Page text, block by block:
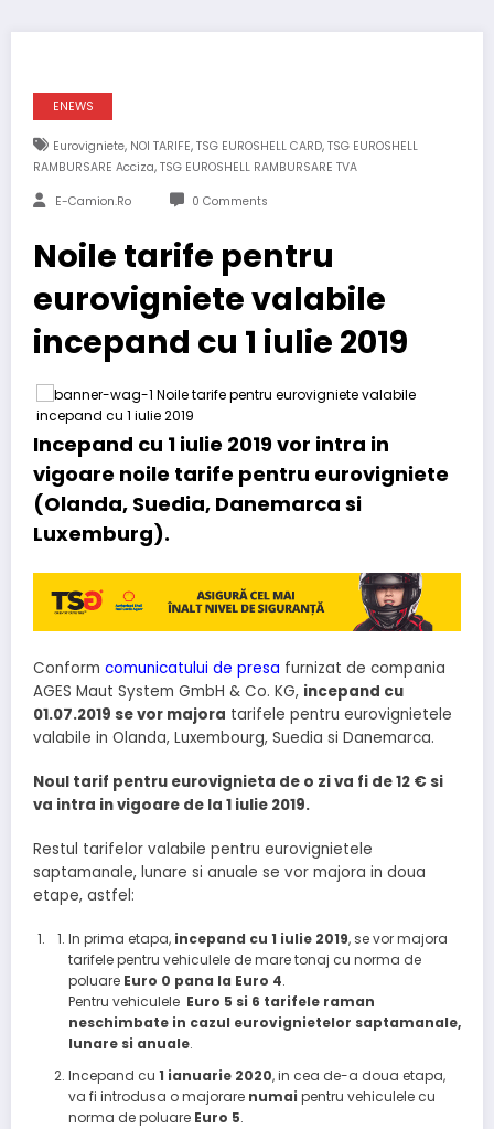
ENEWS
Eurovigniete, NOI TARIFE, TSG EUROSHELL CARD, TSG EUROSHELL
RAMBURSARE Acciza, TSG EUROSHELL RAMBURSARE TVA
E-Camion.ro 0 Comments
Noile tarife pentru
eurovigniete valabile
incepand cu 1 iulie 2019
Incepand cu 1 iulie 2019 vor intra in
vigoare noile tarife pentru eurovigniete
(Olanda, Suedia, Danemarca si
Luxemburg).
Conform comunicatului de presa furnizat de compania
AGES Maut System GmbH & Co. KG, incepand cu
01.07.2019 se vor majora tarifele pentru eurovignietele
valabile in Olanda, Luxembourg, Suedia si Danemarca.
Noul tarif pentru eurovignieta de o zi va fi de 12 € si
va intra in vigoare de la 1 iulie 2019.
Restul tarifelor valabile pentru eurovignietele
saptamanale, lunare si anuale se vor majora in doua
etape, astfel:
In prima etapa, incepand cu 1 iulie 2019, se vor majora
tarifele pentru vehiculele de mare tonaj cu norma de
poluare Euro 0 pana la Euro 4.
Pentru vehiculele Euro 5 si 6 tarifele raman
neschimbate in cazul eurovignietelor saptamanale,
lunare si anuale.
Incepand cu 1 ianuarie 2020, in cea de-a doua etapa,
va fi introdusa o majorare numai pentru vehiculele cu
norma de poluare Euro 5.